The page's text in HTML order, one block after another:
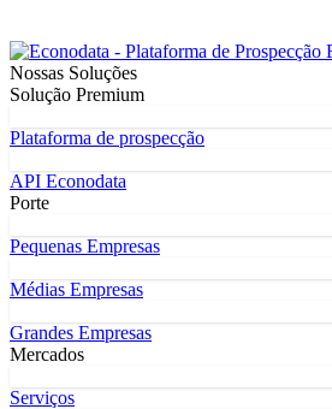
Nossas Soluções
Solução Premium
Plataforma de prospecção
API Econodata
Porte
Pequenas Empresas
Médias Empresas
Grandes Empresas
Mercados
Serviços